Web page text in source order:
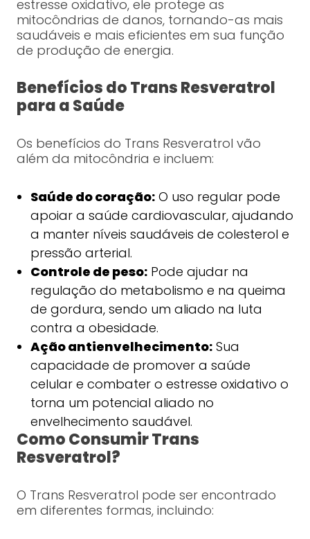
estresse oxidativo, ele protege as
mitocôndrias de danos, tornando-as mais
saudáveis e mais eficientes em sua função
de produção de energia.
Benefícios do Trans Resveratrol
para a Saúde
Os benefícios do Trans Resveratrol vão
além da mitocôndria e incluem:
Saúde do coração:O uso regular pode
apoiar a saúde cardiovascular, ajudando
a manter níveis saudáveis de colesterol e
pressão arterial.
Controle de peso:Pode ajudar na
regulação do metabolismo e na queima
de gordura, sendo um aliado na luta
contra a obesidade.
Ação antienvelhecimento:Sua
capacidade de promover a saúde
celular e combater o estresse oxidativo o
torna um potencial aliado no
envelhecimento saudável.
Como Consumir Trans
Resveratrol?
O Trans Resveratrol pode ser encontrado
em diferentes formas, incluindo: